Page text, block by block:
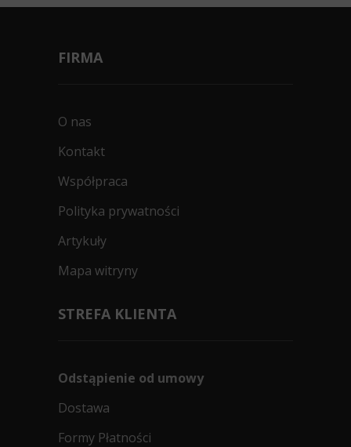
FIRMA
O nas
Kontakt
Współpraca
Polityka prywatności
Artykuły
Mapa witryny
STREFA KLIENTA
Odstąpienie od umowy
Dostawa
Formy Płatności